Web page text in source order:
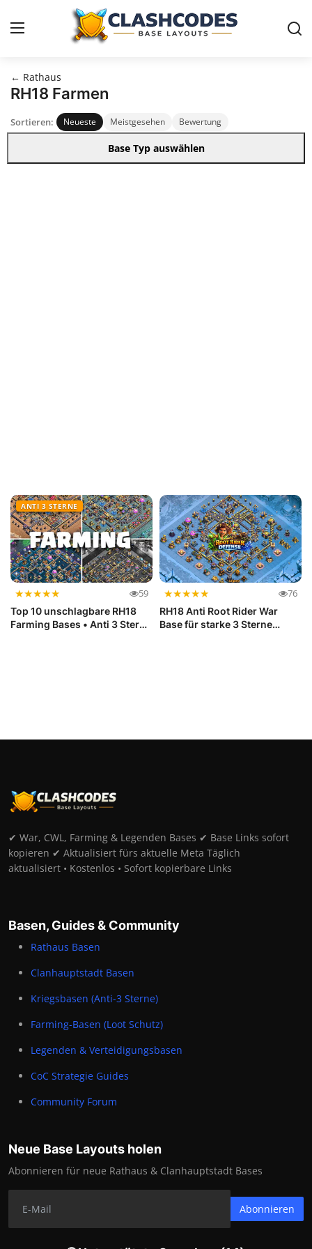
Dorf Vorlagen
Deutsch
← Rathaus
RH18 Farmen
Sortieren: Neueste Meistgesehen Bewertung
Base Typ auswählen
ANTI 3 STERNE
★★★★★ 59
Top 10 unschlagbare RH18
Farming Bases • Anti 3 Sterne
★★★★★ 76
RH18 Anti Root Rider War
Base für starke 3 Sterne
✔ War, CWL, Farming & Legenden Bases ✔ Base Links sofort
kopieren ✔ Aktualisiert fürs aktuelle Meta Täglich
aktualisiert • Kostenlos • Sofort kopierbare Links
Basen, Guides & Community
Rathaus Basen
Clanhauptstadt Basen
Kriegsbasen (Anti-3 Sterne)
Farming-Basen (Loot Schutz)
Legenden & Verteidigungsbasen
CoC Strategie Guides
Community Forum
Neue Base Layouts holen
Abonnieren für neue Rathaus & Clanhauptstadt Bases
Abonnieren